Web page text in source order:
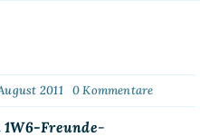
Patreon
Kalender
2011 0 Kommentareon
Die
1W6-Freunde-